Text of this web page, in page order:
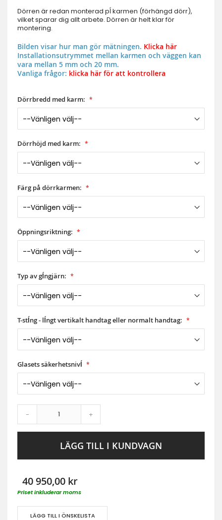
Dörren är redan monterad pĺ karmen (förhängd dörr),
vilket sparar dig allt arbete. Dörren är helt klar för
montering.
Bilden visar hur man gör mätningen. Klicka här
Installationsutrymmet mellan karmen och väggen kan
vara mellan 5 mm och 20 mm.
Vanliga frågor: klicka här för att kontrollera
Dörrbredd med karm:
Dörrhöjd med karm:
Färg på dörrkarmen:
Öppningsriktning:
Typ av gĺngjärn:
T-stĺng - lĺngt vertikalt handtag eller normalt handtag:
Glasets säkerhetsnivĺ
- +
LÄGG TILL I KUNDVAGN
40 950,00 kr
Priset inkluderar moms
LÄGG TILL I ÖNSKELISTA